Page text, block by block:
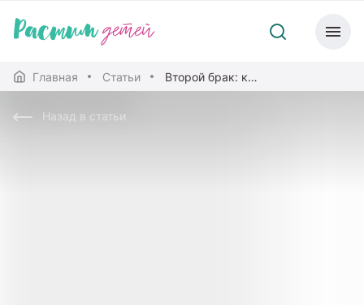
Главная Статьи Второй брак: как сказать ребенку о вашем новом партнере?
Назад в статьи